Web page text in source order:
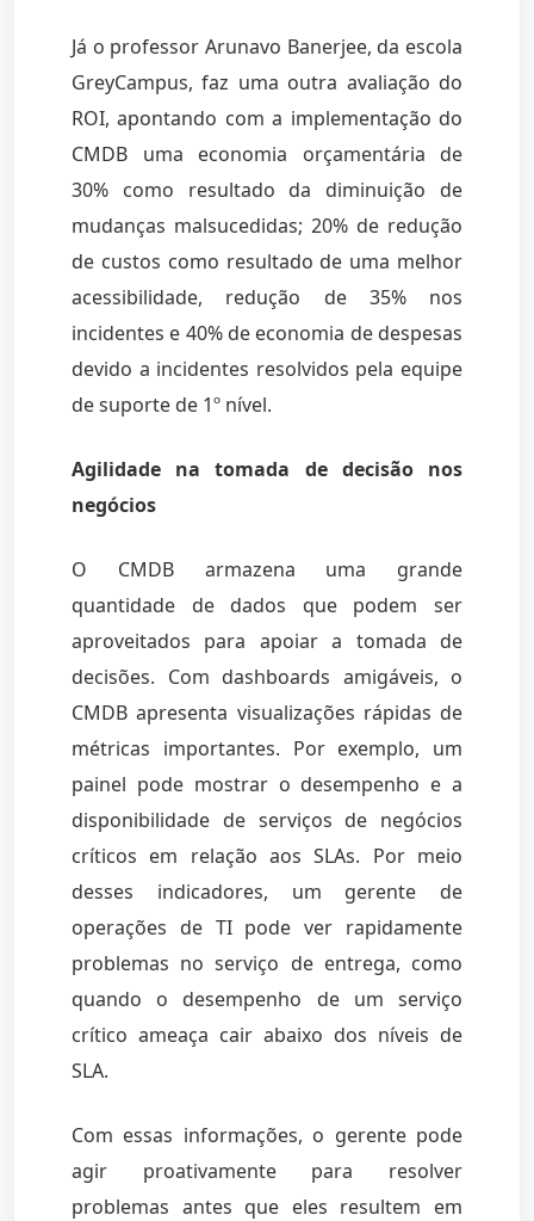
Já o professor Arunavo Banerjee, da escola
GreyCampus, faz uma outra avaliação do
ROI, apontando com a implementação do
CMDB uma economia orçamentária de
30% como resultado da diminuição de
mudanças malsucedidas; 20% de redução
de custos como resultado de uma melhor
acessibilidade, redução de 35% nos
incidentes e 40% de economia de despesas
devido a incidentes resolvidos pela equipe
de suporte de 1º nível.
Agilidade na tomada de decisão nos
negócios
O CMDB armazena uma grande
quantidade de dados que podem ser
aproveitados para apoiar a tomada de
decisões. Com dashboards amigáveis, o
CMDB apresenta visualizações rápidas de
métricas importantes. Por exemplo, um
painel pode mostrar o desempenho e a
disponibilidade de serviços de negócios
críticos em relação aos SLAs. Por meio
desses indicadores, um gerente de
operações de TI pode ver rapidamente
problemas no serviço de entrega, como
quando o desempenho de um serviço
crítico ameaça cair abaixo dos níveis de
SLA.
Com essas informações, o gerente pode
agir proativamente para resolver
problemas antes que eles resultem em